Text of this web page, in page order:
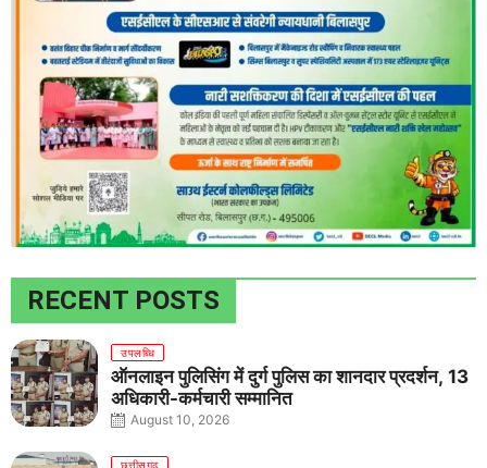
RECENT POSTS
उपलब्धि
ऑनलाइन पुलिसिंग में दुर्ग पुलिस का शानदार प्रदर्शन, 13
अधिकारी-कर्मचारी सम्मानित
August 10, 2026
छत्तीसगढ़